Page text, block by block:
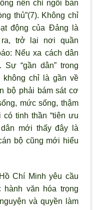
nên chỉ ngồi bàn
thủ”(7). Không chỉ
động của Đảng là
ra, trở lại nơi quần
Nếu xa cách dân
“gần dân” trong
không chỉ là gần về
bộ phải bám sát cơ
mức sống, thậm
tinh thần “tiên ưu
mới thấy đây là
bộ cũng mới hiểu
Chí Minh yêu cầu
văn hóa trọng
và quyền làm